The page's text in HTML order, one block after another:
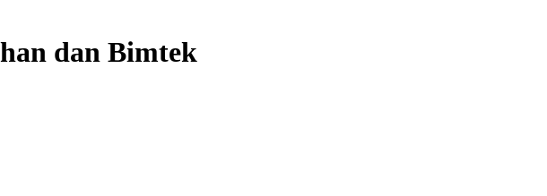
dan Bimtek